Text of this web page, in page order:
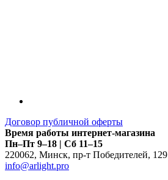
Договор публичной оферты
Время работы интернет-магазина
Пн–Пт 9–18 | Сб 11–15
220062, Минск, пр-т Победителей, 129
info@arlight.pro